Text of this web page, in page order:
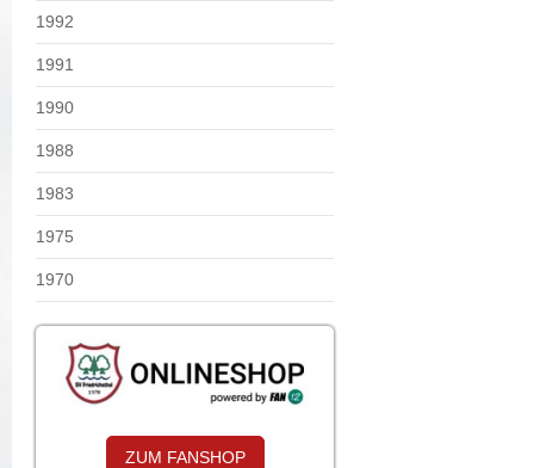
1992
1991
1990
1988
1983
1975
1970
ZUM FANSHOP